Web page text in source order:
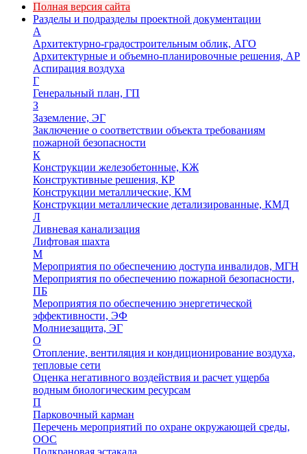
Полная версия сайта
Разделы и подразделы проектной документации
А
Архитектурно-градостроительным облик, АГО
Архитектурные и объемно-планировочные решения, АР
Аспирация воздуха
Г
Генеральный план, ГП
З
Заземление, ЭГ
Заключение о соответствии объекта требованиям
пожарной безопасности
К
Конструкции железобетонные, КЖ
Конструктивные решения, КР
Конструкции металлические, КМ
Конструкции металлические детализированные, КМД
Л
Ливневая канализация
Лифтовая шахта
М
Мероприятия по обеспечению доступа инвалидов, МГН
Мероприятия по обеспечению пожарной безопасности,
ПБ
Мероприятия по обеспечению энергетической
эффективности, ЭФ
Молниезащита, ЭГ
О
Отопление, вентиляция и кондиционирование воздуха,
тепловые сети
Оценка негативного воздействия и расчет ущерба
водным биологическим ресурсам
П
Парковочный карман
Перечень мероприятий по охране окружающей среды,
ООС
Подкрановая эстакада